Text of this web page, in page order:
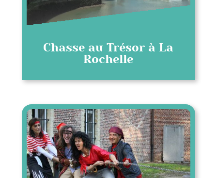
Chasse au Trésor à La
Rochelle